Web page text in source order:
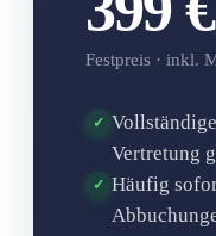
Festpreis · inkl.
✓
Vertretung
✓ Häufig